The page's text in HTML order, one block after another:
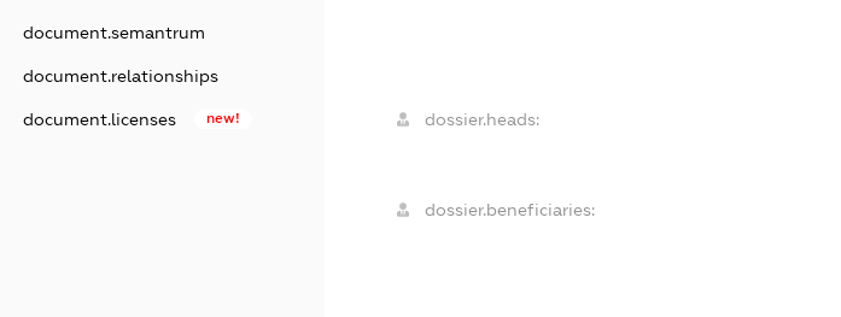
document.semantrum
document.relationships
document.licenses new! dossier.heads:
dossier.beneficiaries: